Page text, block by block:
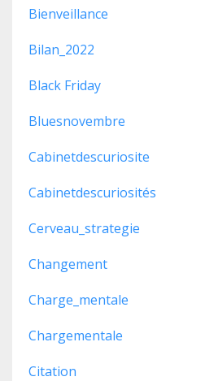
Bienveillance
Bilan_2022
Black Friday
Bluesnovembre
Cabinetdescuriosite
Cabinetdescuriosités
Cerveau_strategie
Changement
Charge_mentale
Chargementale
Citation